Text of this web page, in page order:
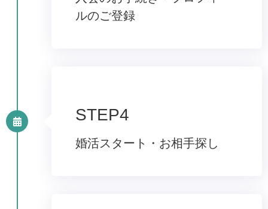
ルのご登録
STEP4
婚活スタート・お相手探し